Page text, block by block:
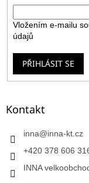
Vložením e-mailu
údajů
PŘIHLÁSIT SE
Kontakt
inna@inna-kt.cz
+420 378 606
INNA